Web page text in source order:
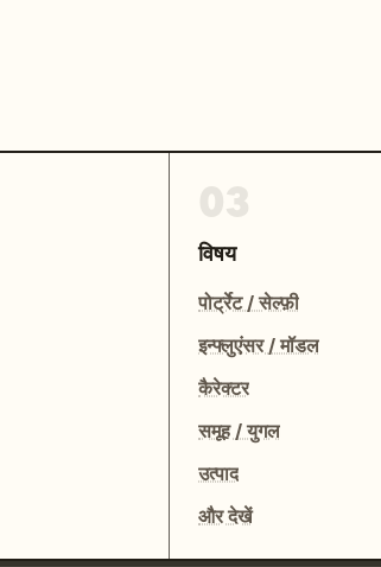
विषय
पोर्ट्रेट / सेल्फ़ी
इन्फ्लुएंसर / मॉडल
कैरेक्टर
समूह / युगल
उत्पाद
और देखें